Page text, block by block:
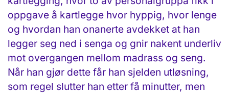
oppgave å kartlegge hvor hyppig, hvor lenge
og hvordan han onanerte avdekket at han
legger seg ned i senga og gnir nakent underliv
mot overgangen mellom madrass og seng.
Når han gjør dette får han sjelden utløsning,
som regel slutter han etter få minutter, men